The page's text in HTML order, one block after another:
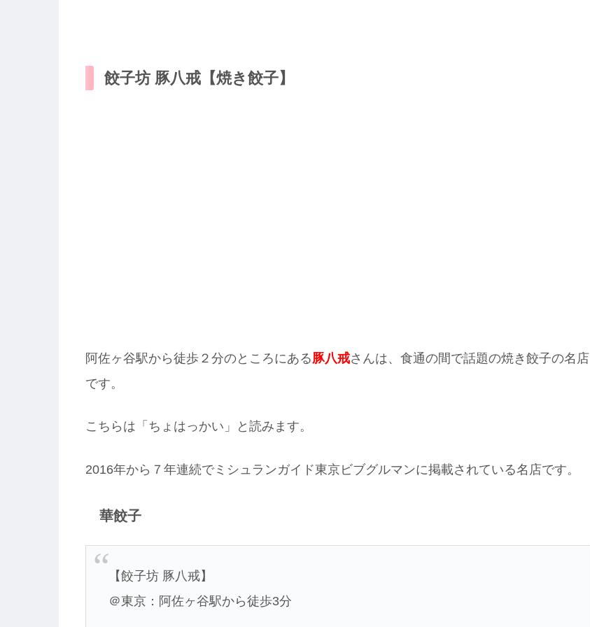
餃子坊 豚八戒【焼き餃子】
阿佐ヶ谷駅から徒歩２分のところにある豚八戒さんは、食通の間で話題の焼き餃子の名店
です。
こちらは「ちょはっかい」と読みます。
2016年から７年連続でミシュランガイド東京ビブグルマンに掲載されている名店です。
華餃子
【餃子坊 豚八戒】
＠東京：阿佐ヶ谷駅から徒歩3分